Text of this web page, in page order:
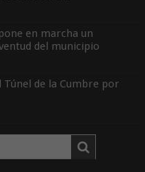
en marcha un
del municipio
de la Cumbre por